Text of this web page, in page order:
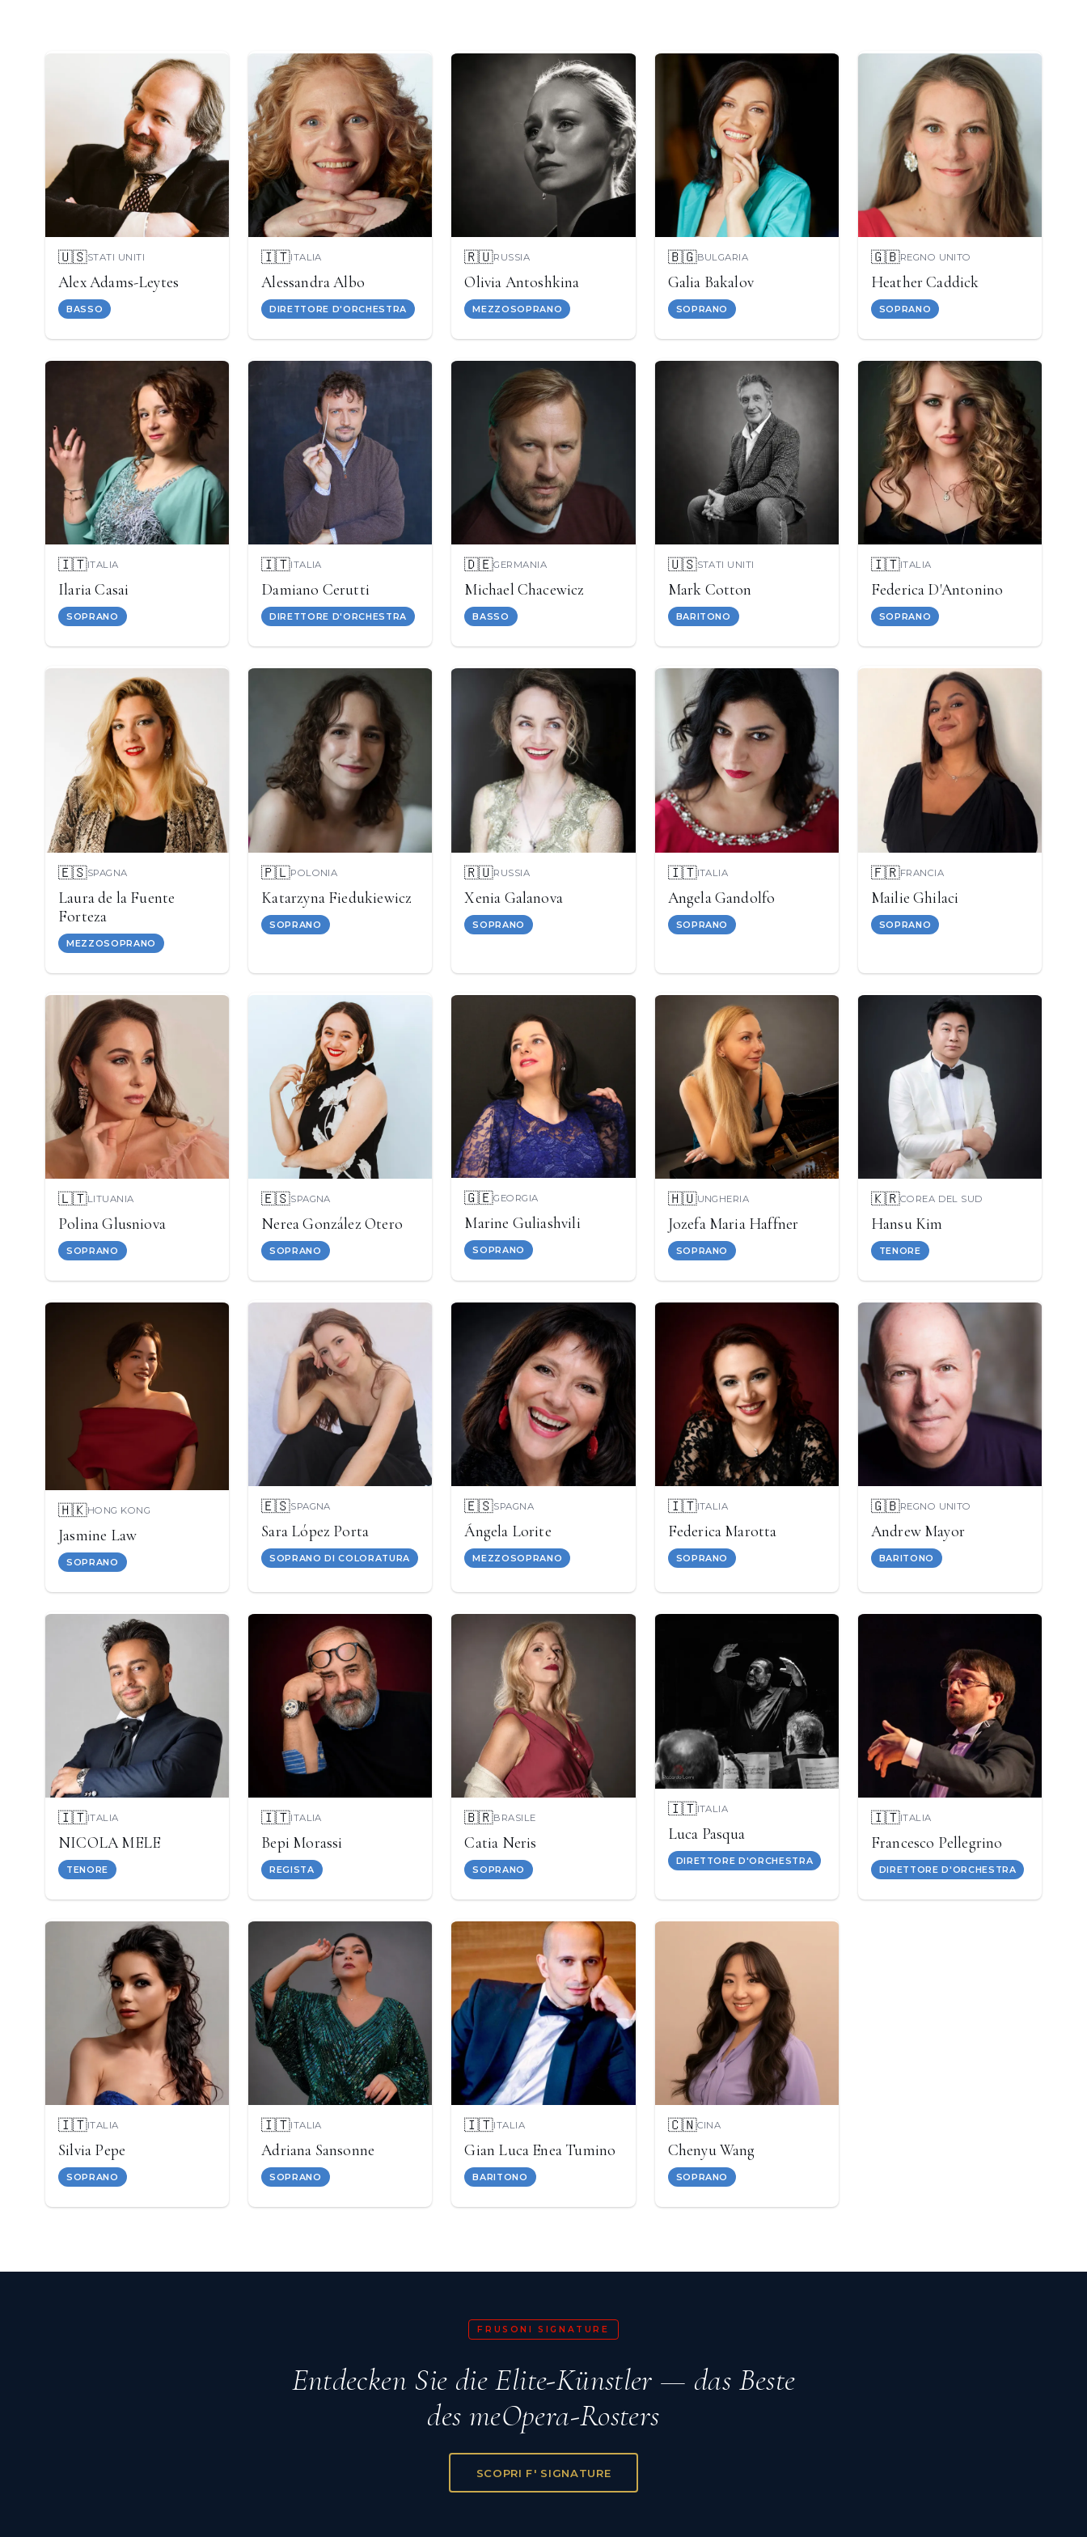
🇺🇸STATI UNITI
Alex Adams-Leytes
BASSO
🇮🇹ITALIA
Alessandra Albo
DIRETTORE D'ORCHESTRA
🇷🇺RUSSIA
Olivia Antoshkina
MEZZOSOPRANO
🇧🇬BULGARIA
Galia Bakalov
SOPRANO
🇬🇧REGNO UNITO
Heather Caddick
SOPRANO
🇮🇹ITALIA
Ilaria Casai
SOPRANO
🇮🇹ITALIA
Damiano Cerutti
DIRETTORE D'ORCHESTRA
🇩🇪GERMANIA
Michael Chacewicz
BASSO
🇺🇸STATI UNITI
Mark Cotton
BARITONO
🇮🇹ITALIA
Federica D'Antonino
SOPRANO
🇪🇸SPAGNA
Laura de la Fuente
Forteza
MEZZOSOPRANO
🇵🇱POLONIA
Katarzyna Fiedukiewicz
SOPRANO
🇷🇺RUSSIA
Xenia Galanova
SOPRANO
🇮🇹ITALIA
Angela Gandolfo
SOPRANO
🇫🇷FRANCIA
Mailie Ghilaci
SOPRANO
🇱🇹LITUANIA
Polina Glusniova
SOPRANO
🇪🇸SPAGNA
Nerea González Otero
SOPRANO
🇬🇪GEORGIA
Marine Guliashvili
SOPRANO
🇭🇺UNGHERIA
Jozefa Maria Haffner
SOPRANO
🇰🇷COREA DEL SUD
Hansu Kim
TENORE
🇭🇰HONG KONG
Jasmine Law
SOPRANO
🇪🇸SPAGNA
Sara López Porta
SOPRANO DI COLORATURA
🇪🇸SPAGNA
Ángela Lorite
MEZZOSOPRANO
🇮🇹ITALIA
Federica Marotta
SOPRANO
🇬🇧REGNO UNITO
Andrew Mayor
BARITONO
🇮🇹ITALIA
NICOLA MELE
TENORE
🇮🇹ITALIA
Bepi Morassi
REGISTA
🇧🇷BRASILE
Catia Neris
SOPRANO
🇮🇹ITALIA
Luca Pasqua
DIRETTORE D'ORCHESTRA
🇮🇹ITALIA
Francesco Pellegrino
DIRETTORE D'ORCHESTRA
🇮🇹ITALIA
Silvia Pepe
SOPRANO
🇮🇹ITALIA
Adriana Sansonne
SOPRANO
🇮🇹ITALIA
Gian Luca Enea Tumino
BARITONO
🇨🇳CINA
Chenyu Wang
SOPRANO
FRUSONI SIGNATURE
Entdecken Sie die Elite-Künstler — das Beste
des meOpera-Rosters
SCOPRI F' SIGNATURE